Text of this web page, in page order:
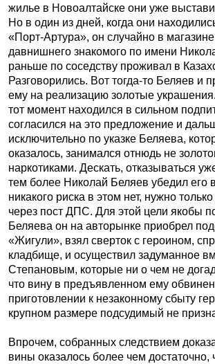
жилье в Новоалтайске они уже
Но в один из дней, когда они
«Порт-Артура», он случайно в магазине
давнишнего знакомого по имени
раньше по соседству проживал в
Разговорились. Вот тогда-то Беляев и
ему на реализацию золотые
тот момент находился в сильном
согласился на это предложение и
исключительно по указке Беляева,
оказалось, занимался отнюдь не
наркотиками. Дескать, отказываться
тем более Николай Беляев убедил его
никакого риска в этом нет, нужно
через пост ДПС. Для этой цели якобы
Беляева он на авторынке приобрел
«Жигули», взял сверток с героином,
кладбище, и осуществил задуманное
Степановым, которые ни о чем не
что вину в предъявленном ему
приготовлении к незаконному сбыту
крупном размере подсудимый не
Впрочем, собранных следствием
вины оказалось более чем достаточно,